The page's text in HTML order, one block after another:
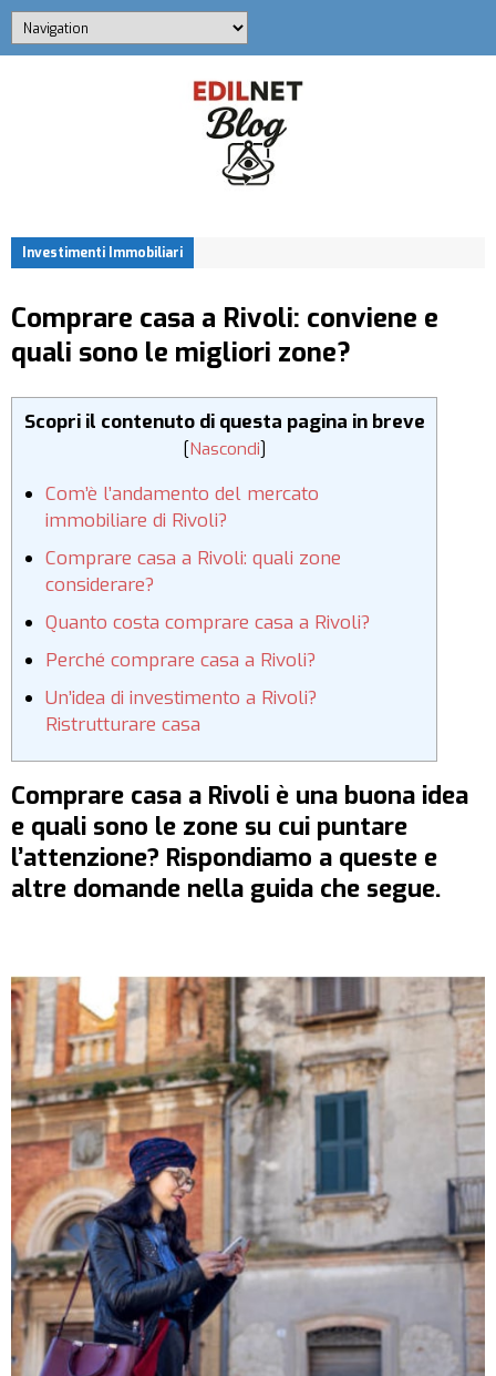
Investimenti Immobiliari
Comprare casa a Rivoli: conviene e
quali sono le migliori zone?
Scopri il contenuto di questa pagina in breve
[Nascondi]
Com’è l’andamento del mercato
immobiliare di Rivoli?
Comprare casa a Rivoli: quali zone
considerare?
Quanto costa comprare casa a Rivoli?
Perché comprare casa a Rivoli?
Un’idea di investimento a Rivoli?
Ristrutturare casa
Comprare casa a Rivoli è una buona idea
e quali sono le zone su cui puntare
l’attenzione? Rispondiamo a queste e
altre domande nella guida che segue.